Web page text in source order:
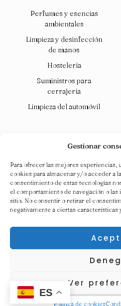
Gestionar
Para ofrecer las mejores experiencias,
cookies para almacenar y/o acceder a
consentimiento de estas tecnologías
el comportamiento de navegación o
sitio. No consentir o retirar el
negativamente a ciertas características
Ver
Política de cookies
Perfumes y esencias
ambientales
Limpieza y desinfección
de manos
Hostelería
Suministros para
cerrajería
Limpieza del automóvil
Diseño
Condiciones Generales |
ES